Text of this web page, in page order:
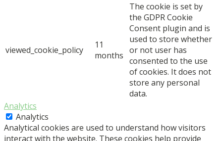
viewed_cookie_policy
11
months
The cookie is set by
the GDPR Cookie
Consent plugin and is
used to store whether
or not user has
consented to the use
of cookies. It does not
store any personal
data.
Analytics
Analytics
Analytical cookies are used to understand how visitors
interact with the website. These cookies help provide